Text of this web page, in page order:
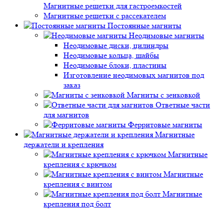
Магнитные решетки для гастроемкостей
Магнитные решетки с рассекателем
Постоянные магниты
Неодимовые магниты
Неодимовые диски, цилиндры
Неодимовые кольца, шайбы
Неодимовые блоки, пластины
Изготовление неодимовых магнитов под
заказ
Магниты с зенковкой
Ответные части
для магнитов
Ферритовые магниты
Магнитные
держатели и крепления
Магнитные
крепления с крючком
Магнитные
крепления с винтом
Магнитные
крепления под болт